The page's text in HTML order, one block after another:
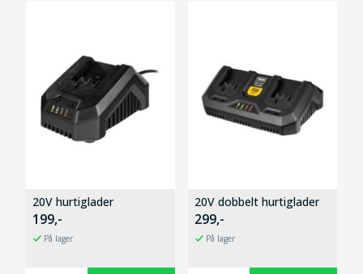
20V hurtiglader
199,-
På lager
20V dobbelt hurtiglader
299,-
På lager